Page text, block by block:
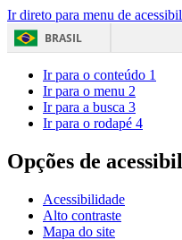
Ir direto para menu de
BRASIL
Ir para o conteúdo 1
Ir para o menu 2
Ir para a busca 3
Ir para o rodapé 4
Opções de
Acessibilidade
Alto contraste
Mapa do site